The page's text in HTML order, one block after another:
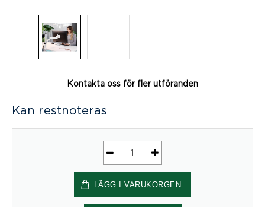
Kontakta oss för fler utföranden
Kan restnoteras
Monitorarm
mängd
LÄGG I VARUKORGEN